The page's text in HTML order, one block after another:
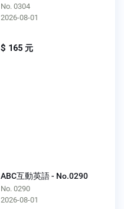
No. 0304
2026-08-01
$ 165 元
ABC互動英語 - No.0290
No. 0290
2026-08-01